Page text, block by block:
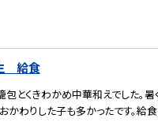
生 給食
とくきわかめ中華和えでした。
わりした子も多かったです。給食